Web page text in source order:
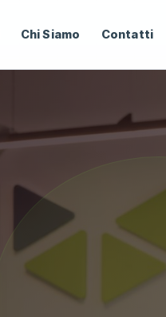
Chi Siamo Contatti